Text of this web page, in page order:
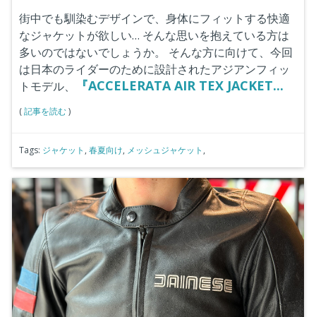
街中でも馴染むデザインで、身体にフィットする快適
なジャケットが欲しい… そんな思いを抱えている方は
多いのではないでしょうか。
そんな方に向けて、今回
は日本のライダーのために設計されたアジアンフィッ
トモデル、
『ACCELERATA AIR TEX JACKET...
(記事を読む)
Tags: ジャケット , 春夏向け, メッシュジャケット ,